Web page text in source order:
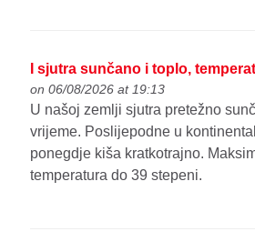
I sjutra sunčano i toplo,
on 06/08/2026 at 19:13
U našoj zemlji sjutra pretežno
vrijeme. Poslijepodne u
ponegdje kiša kratkotrajno.
temperatura do 39 stepeni.